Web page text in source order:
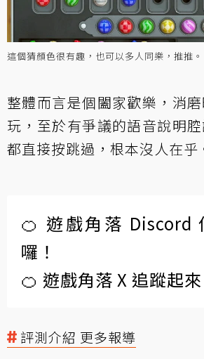
這個猜顏色很有趣，也可以多人同樂，推推。
整體而言是個闔家歡樂，消
玩，至於有爭議的語音說明
都直接按跳過，根本沒人在乎
🍊 遊戲角落 Discord
囉！
🍊 遊戲角落 X 追蹤起來
評測介紹 更多報導